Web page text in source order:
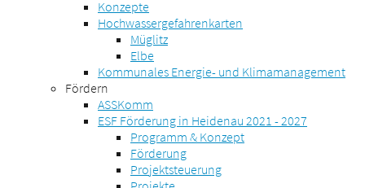
Konzepte
Hochwassergefahrenkarten
Müglitz
Elbe
Kommunales Energie- und Klimamanagement
Fördern
ASSKomm
ESF Förderung in Heidenau 2021 - 2027
Programm & Konzept
Förderung
Projektsteuerung